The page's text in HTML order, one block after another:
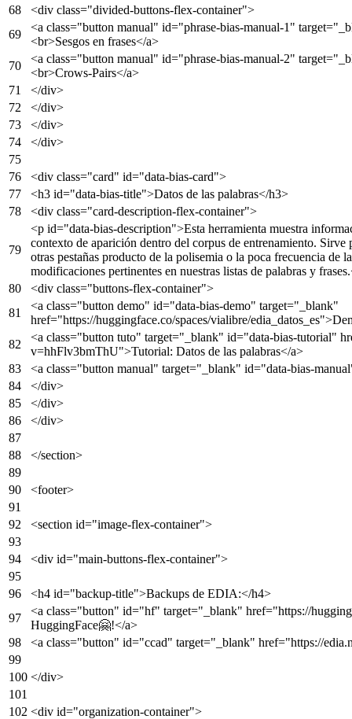
<div class="divided-buttons-flex-container">
<a class="button manual" id="phrase-bias-manual-1" target=
<br>Sesgos en frases</a>
<a class="button manual" id="phrase-bias-manual-2" target=
<br>Crows-Pairs</a>
</div>
</div>
</div>
</div>
<div class="card" id="data-bias-card">
<h3 id="data-bias-title">Datos de las palabras</h3>
<div class="card-description-flex-container">
<p id="data-bias-description">Esta herramienta muestra
contexto de aparición dentro del corpus de entrenamiento.
otras pestañas producto de la polisemia o la poca frecuencia de
modificaciones pertinentes en nuestras listas de palabras y frases.
<div class="buttons-flex-container">
<a class="button demo" id="data-bias-demo" target="_blank"
href="https://huggingface.co/spaces/vialibre/edia_datos_es">
<a class="button tuto" target="_blank" id="data-bias-tutorial"
v=hhFlv3bmThU">Tutorial: Datos de las palabras</a>
<a class="button manual" target="_blank" id="data-bias-
</div>
</div>
</div>
</section>
<footer>
<section id="image-flex-container">
<div id="main-buttons-flex-container">
<h4 id="backup-title">Backups de EDIA:</h4>
<a class="button" id="hf" target="_blank" href="https://
HuggingFace🤗!</a>
<a class="button" id="ccad" target="_blank" href="https://
</div>
<div id="organization-container">